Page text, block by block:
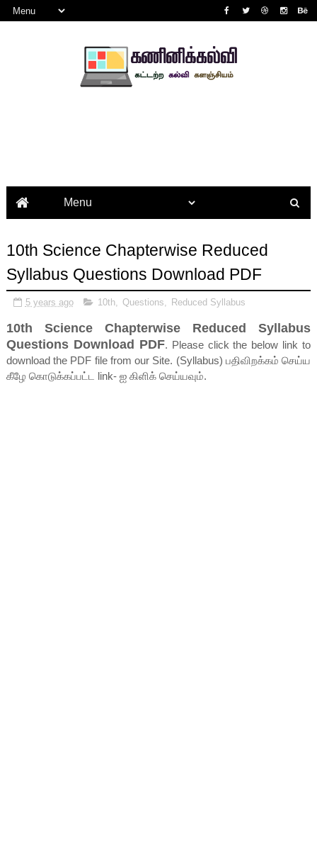
10th Science Chapterwise Reduced
Syllabus Questions Download PDF
5 years ago 10th, Questions Reduced Syllabus
10th Science Chapterwise Reduced Syllabus
Questions Download PDF. Please click the below link to
download the PDF file from our Site. (Syllabus) பதிவிறக்கம் செய்ய
கீழே கொடுக்கப்பட்ட link- ஐ கிளிக் செய்யவும்.